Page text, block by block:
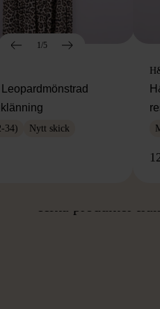
1/5
Leopardmönstrad
34) Nytt skick
Hitta produkter